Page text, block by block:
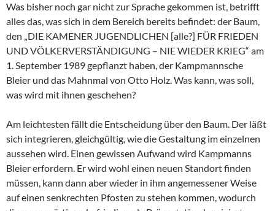
Was bisher noch gar nicht zur Sprache gekommen ist, betrifft
alles das, was sich in dem Bereich bereits befindet: der Baum,
den „DIE KAMENER JUGENDLICHEN [alle?] FÜR FRIEDEN
UND VÖLKERVERSTÄNDIGUNG – NIE WIEDER KRIEG“ am
1. September 1989 gepflanzt haben, der Kampmannsche
Bleier und das Mahnmal von Otto Holz. Was kann, was soll,
was wird mit ihnen geschehen?
Am leichtesten fällt die Entscheidung über den Baum. Der läßt
sich integrieren, gleichgültig, wie die Gestaltung im einzelnen
aussehen wird. Einen gewissen Aufwand wird Kampmanns
Bleier erfordern. Er wird wohl einen neuen Standort finden
müssen, kann dann aber wieder in ihm angemessener Weise
auf einen senkrechten Pfosten zu stehen kommen, wodurch